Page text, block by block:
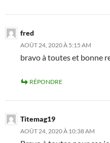
fred
AOÛT 24, 2020 À 5:15 AM
bravo à toutes et bonne
RÉPONDRE
Titemag19
AOÛT 24, 2020 À 10:38 AM